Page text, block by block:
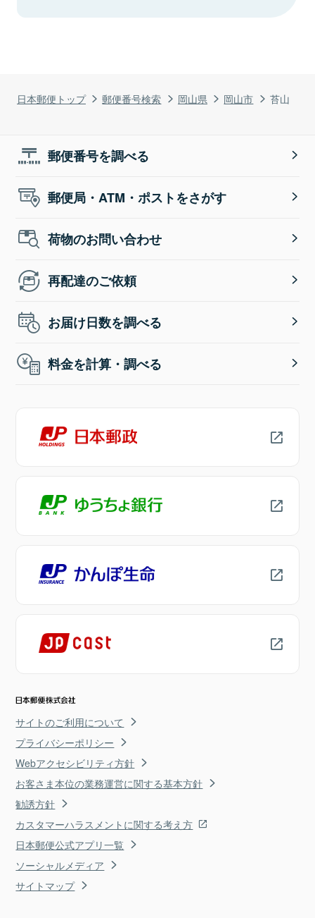
日本郵便トップ 郵便番号検索 岡山県 岡山市 苔山
郵便番号を調べる
郵便局・ATM・ポストをさがす
荷物のお問い合わせ
再配達のご依頼
お届け日数を調べる
料金を計算・調べる
サイトのご利用について
プライバシーポリシー
Webアクセシビリティ方針
お客さま本位の業務運営に関する基本方針
勧誘方針
カスタマーハラスメントに関する考え方
日本郵便公式アプリ一覧
ソーシャルメディア
サイトマップ